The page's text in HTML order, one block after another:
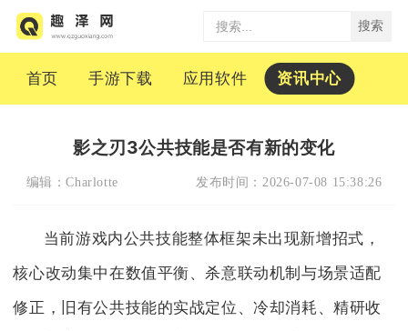
搜索
首页 手游下载 应用软件 资讯中心
影之刃3公共技能是否有新的变化
编辑：Charlotte 发布时间： 2026-07-08 15:38:26
当前游戏内公共技能整体框架未出现新增招式，
核心改动集中在数值平衡、杀意联动机制与场景适配
修正，旧有公共技能的实战定位、冷却消耗、精研收